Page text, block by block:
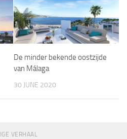
De minder bekende oostzijde
van Málaga
30 JUNE 2020
VERHAAL